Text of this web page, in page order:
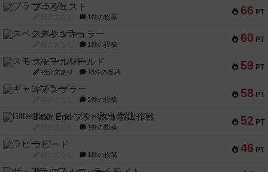
66 PT
ブラヴェスト
1件の投稿
60 PT
スペクタキュラー
1件の投稿
59 PT
スモールワールド
紹介文あり 13件の投稿
58 PT
ギャンブラー
2件の投稿
52 PT
Bitter End ブタペスト救出作戦
1件の投稿
46 PT
ラピード
1件の投稿